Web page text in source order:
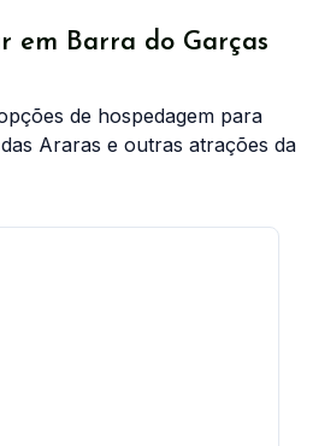
em Barra do Garças
de hospedagem para
Araras e outras atrações da